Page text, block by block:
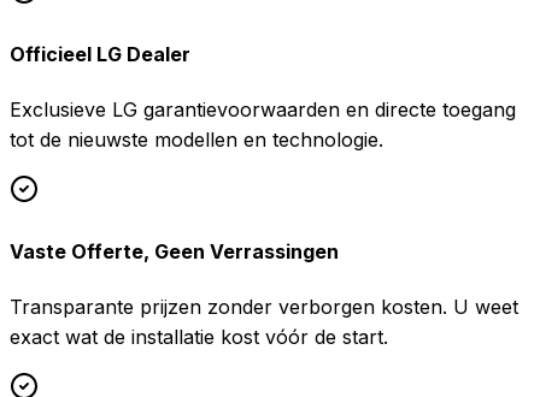
Officieel LG Dealer
Exclusieve LG garantievoorwaarden en directe toegang
tot de nieuwste modellen en technologie.
Vaste Offerte, Geen Verrassingen
Transparante prijzen zonder verborgen kosten. U weet
exact wat de installatie kost vóór de start.